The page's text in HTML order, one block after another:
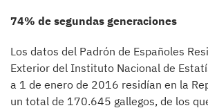
74% de segundas generaciones
Los datos del Padrón de Españoles
Exterior del Instituto Nacional de
a 1 de enero de 2016 residían en la
un total de 170.645 gallegos, de los